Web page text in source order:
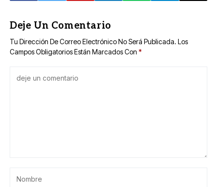
Deje Un Comentario
Tu Dirección De Correo Electrónico No Será Publicada. Los
Campos Obligatorios Están Marcados Con *